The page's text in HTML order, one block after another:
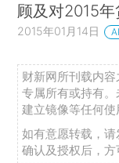
顾及对2015
2015年01月14日
财新网所刊载内
专属所有或持有
建立镜像等任何使
如有意愿转载，请
确认及授权后，方